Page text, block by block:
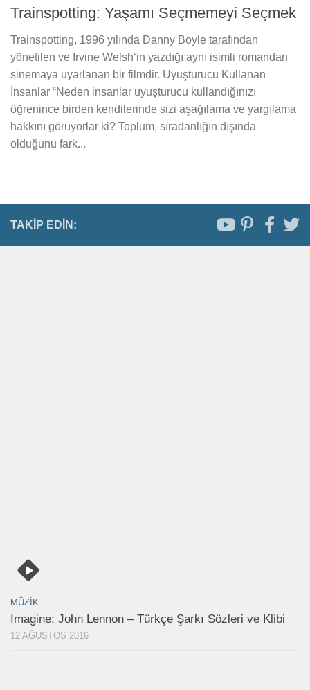
Trainspotting: Yaşamı Seçmemeyi Seçmek
Trainspotting, 1996 yılında Danny Boyle tarafından
yönetilen ve Irvine Welsh‘in yazdığı aynı isimli romandan
sinemaya uyarlanan bir filmdir. Uyuşturucu Kullanan
İnsanlar “Neden insanlar uyuşturucu kullandığınızı
öğrenince birden kendilerinde sizi aşağılama ve yargılama
hakkını görüyorlar ki? Toplum, sıradanlığın dışında
olduğunu fark...
TAKIP EDIN:
MÜZIK
Imagine: John Lennon – Türkçe Şarkı Sözleri ve Klibi
12 AĞUSTOS 2016